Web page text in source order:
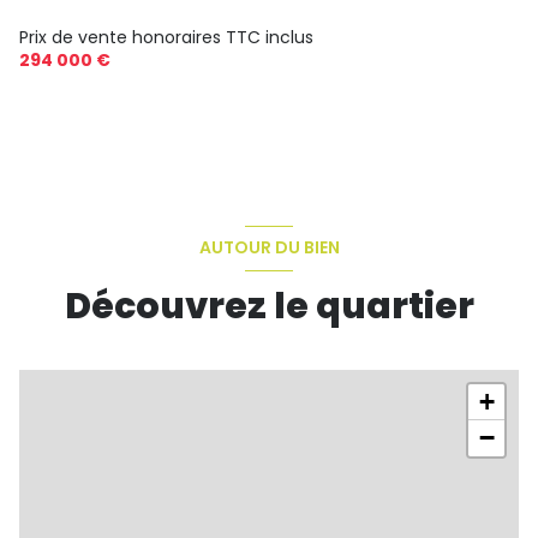
Prix de vente honoraires TTC inclus
294 000 €
AUTOUR DU BIEN
Découvrez le quartier
+
−